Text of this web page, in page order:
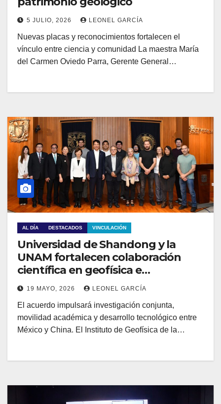
5 JULIO, 2026 LEONEL GARCÍA
Nuevas placas y reconocimientos fortalecen el
vínculo entre ciencia y comunidad La maestra María
del Carmen Oviedo Parra, Gerente General…
AL DÍA DESTACADOS VINCULACIÓN
Universidad de Shandong y la
UNAM fortalecen colaboración
científica en geofísica e
investigación espacial
19 MAYO, 2026 LEONEL GARCÍA
El acuerdo impulsará investigación conjunta,
movilidad académica y desarrollo tecnológico entre
México y China. El Instituto de Geofísica de la…